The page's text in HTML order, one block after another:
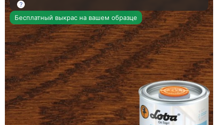
?
Бесплатный выкрас на вашем образце